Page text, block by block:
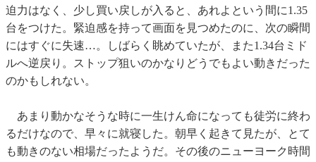
迫力はなく、少し買い戻しが入ると、あれよという間に1.35
台をつけた。緊迫感を持って画面を見つめたのに、次の瞬間
にはすぐに失速…。しばらく眺めていたが、また1.34台ミド
ルへ逆戻り。ストップ狙いのかなりどうでもよい動きだった
のかもしれない。
あまり動かなそうな時に一生けん命になっても徒労に終わ
るだけなので、早々に就寝した。朝早く起きて見たが、とて
も動きのない相場だったようだ。その後のニューヨーク時間